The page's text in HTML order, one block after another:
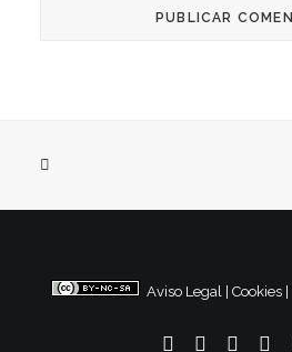
Aviso Legal Cookies